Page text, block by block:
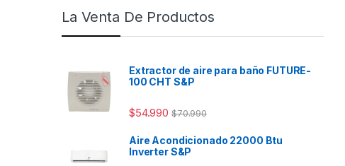
La Venta De Productos
Extractor de aire para baño FUTURE-
100 CHT S&P
$54.990 $70.990
Aire Acondicionado 22000 Btu
Inverter S&P